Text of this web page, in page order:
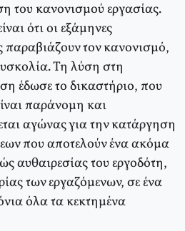
του κανονισμού εργασίας.
ότι οι εξάμηνες
τον κανονισμό,
Τη λύση στη
έδωσε το δικαστήριο, που
παράνομη και
αγώνας για την κατάργηση
που αποτελούν ένα ακόμα
αυθαιρεσίας του εργοδότη,
των εργαζόμενων, σε ένα
όλα τα κεκτημένα